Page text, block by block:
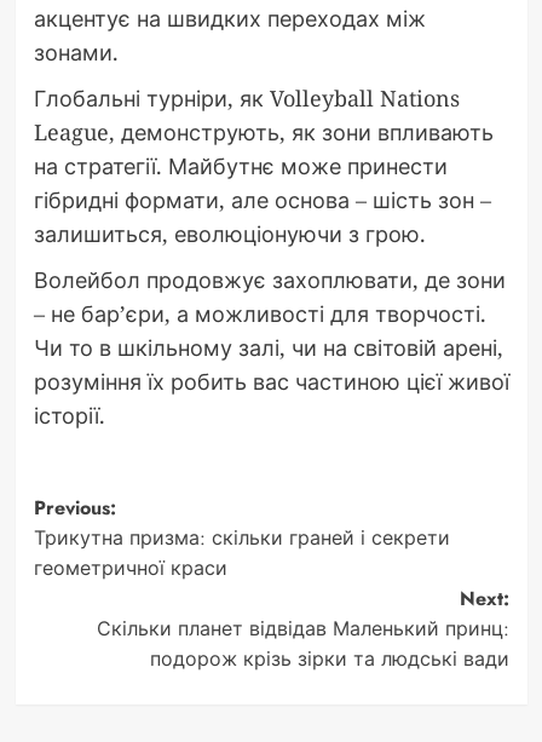
акцентує на швидких переходах між
зонами.
Глобальні турніри, як Volleyball Nations
League, демонструють, як зони впливають
на стратегії. Майбутнє може принести
гібридні формати, але основа – шість зон –
залишиться, еволюціонуючи з грою.
Волейбол продовжує захоплювати, де зони
– не бар’єри, а можливості для творчості.
Чи то в шкільному залі, чи на світовій арені,
розуміння їх робить вас частиною цієї живої
історії.
Post
navigation
Previous:
Трикутна призма: скільки граней і секрети
геометричної краси
Next:
Скільки планет відвідав Маленький принц:
подорож крізь зірки та людські вади